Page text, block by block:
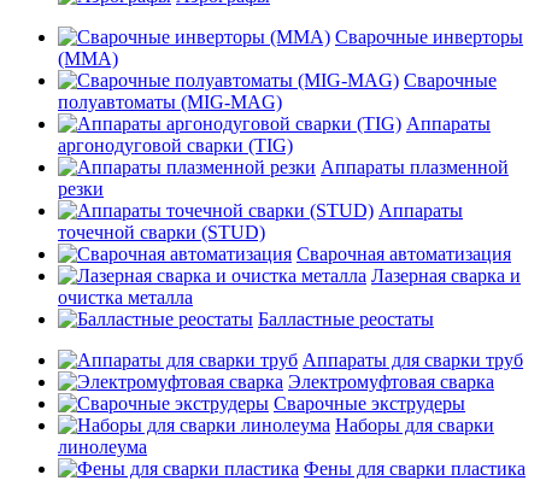
Сварочные инверторы
(MMA)
Сварочные
полуавтоматы (MIG-MAG)
Аппараты
аргонодуговой сварки (TIG)
Аппараты плазменной
резки
Аппараты
точечной сварки (STUD)
Сварочная автоматизация
Лазерная сварка и
очистка металла
Балластные реостаты
Аппараты для сварки труб
Электромуфтовая сварка
Сварочные экструдеры
Наборы для сварки
линолеума
Фены для сварки пластика